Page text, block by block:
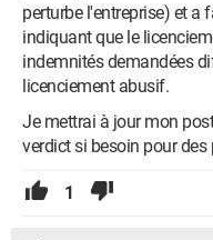
perturbe l'entreprise) et a
indiquant que le
indemnités demandées
licenciement abusif.
Je mettrai à jour mon
verdict si besoin pour
1